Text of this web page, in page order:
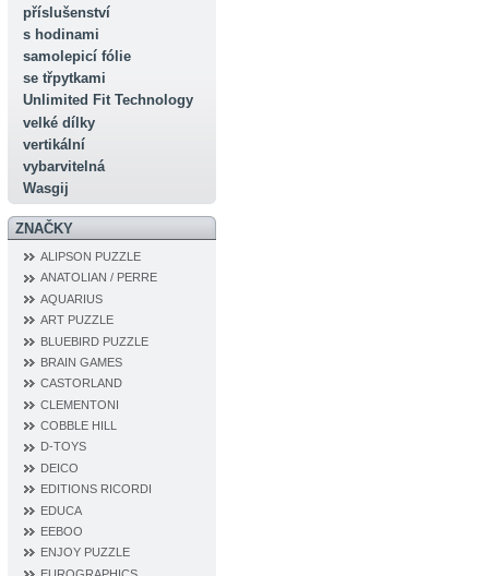
příslušenství
s hodinami
samolepicí fólie
se třpytkami
Unlimited Fit Technology
velké dílky
vertikální
vybarvitelná
Wasgij
ZNAČKY
ALIPSON PUZZLE
ANATOLIAN / PERRE
AQUARIUS
ART PUZZLE
BLUEBIRD PUZZLE
BRAIN GAMES
CASTORLAND
CLEMENTONI
COBBLE HILL
D‐TOYS
DEICO
EDITIONS RICORDI
EDUCA
EEBOO
ENJOY PUZZLE